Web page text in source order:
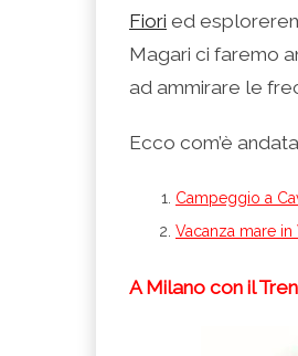
Fiori ed
Magari ci faremo
ad ammirare le
Ecco com’è
Campeggio a
Vacanza mare
A Milano con il